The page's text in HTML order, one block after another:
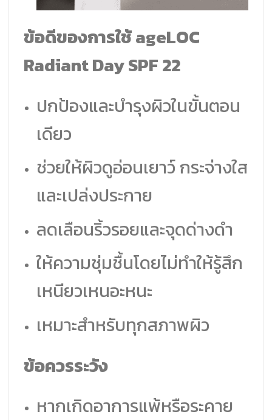
ข้อดีของการใช้ ageLOC
Radiant Day SPF 22
ปกป้องและบำรุงผิวในขั้นตอน
เดียว
ช่วยให้ผิวดูอ่อนเยาว์ กระจ่างใส
และเปล่งประกาย
ลดเลือนริ้วรอยและจุดด่างดำ
ให้ความชุ่มชื้นโดยไม่ทำให้รู้สึก
เหนียวเหนอะหนะ
เหมาะสำหรับทุกสภาพผิว
ข้อควรระวัง
หากเกิดอาการแพ้หรือระคาย